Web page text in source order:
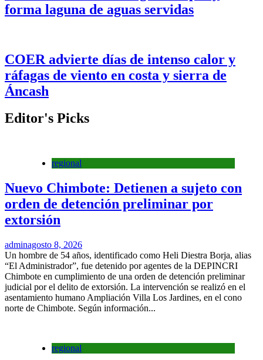
forma laguna de aguas servidas
COER advierte días de intenso calor y
ráfagas de viento en costa y sierra de
Áncash
Editor's Picks
regional
Nuevo Chimbote: Detienen a sujeto con
orden de detención preliminar por
extorsión
adminagosto 8, 2026
Un hombre de 54 años, identificado como Heli Diestra Borja, alias
“El Administrador”, fue detenido por agentes de la DEPINCRI
Chimbote en cumplimiento de una orden de detención preliminar
judicial por el delito de extorsión. La intervención se realizó en el
asentamiento humano Ampliación Villa Los Jardines, en el cono
norte de Chimbote. Según información...
regional